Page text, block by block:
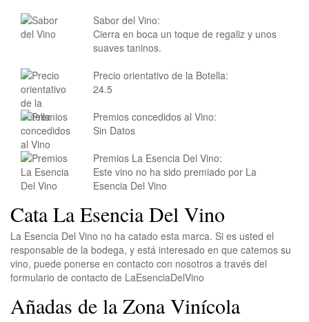
Sabor del Vino:
Cierra en boca un toque de regaliz y unos
suaves taninos.
Precio orientativo de la Botella:
24.5
Premios concedidos al Vino:
Sin Datos
Premios La Esencia Del Vino:
Este vino no ha sido premiado por La
Esencia Del Vino
Cata La Esencia Del Vino
La Esencia Del Vino no ha catado esta marca. Si es usted el
responsable de la bodega, y está interesado en que catemos su
vino, puede ponerse en contacto con nosotros a través del
formulario de contacto de LaEsenciaDelVino
Añadas de la Zona Vinícola